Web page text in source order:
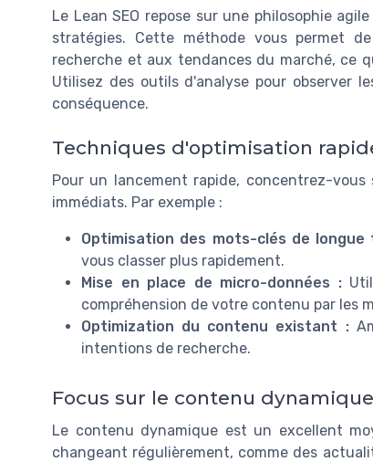
Le Lean SEO repose sur une philosophie
stratégies. Cette méthode vous permet
recherche et aux tendances du marché, ce
Utilisez des outils d'analyse pour observer
conséquence.
Techniques d'optimisation
Pour un lancement rapide, concentrez-
immédiats. Par exemple :
Optimisation des mots-clés de longue
vous classer plus rapidement.
Mise en place de micro-données :
compréhension de votre contenu par les
Optimization du contenu existant :
intentions de recherche.
Focus sur le contenu dynamique
Le contenu dynamique est un excellent
changeant régulièrement, comme des